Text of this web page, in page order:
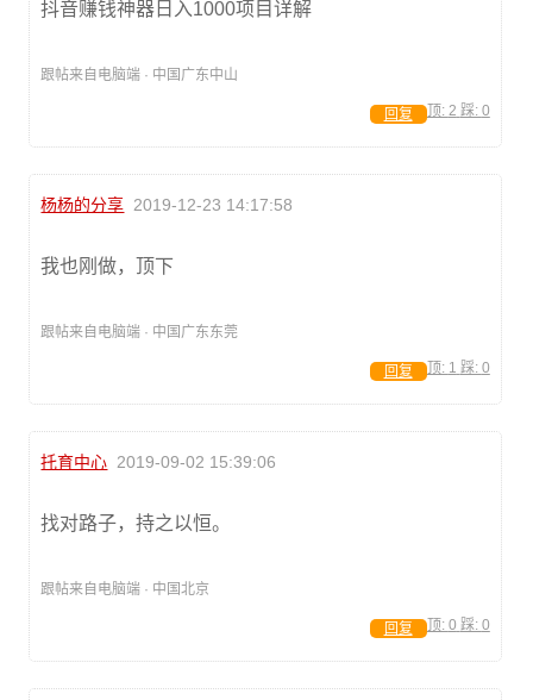
抖音赚钱神器日入1000项目详解
跟帖来自电脑端 · 中国广东中山
顶: 2 踩: 0
回复
杨杨的分享 2019-12-23 14:17:58
我也刚做，顶下
跟帖来自电脑端 · 中国广东东莞
顶: 1 踩: 0
回复
托育中心 2019-09-02 15:39:06
找对路子，持之以恒。
跟帖来自电脑端 · 中国北京
顶: 0 踩: 0
回复